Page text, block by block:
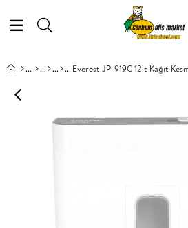
Everest JP-919C 12lt Kağıt